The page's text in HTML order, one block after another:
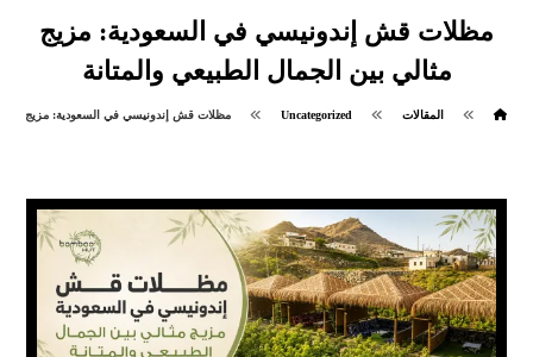
مظلات قش إندونيسي في السعودية: مزيج
مثالي بين الجمال الطبيعي والمتانة
المقالات Uncategorized مظلات قش إندونيسي في السعودية: مزيج مثالي